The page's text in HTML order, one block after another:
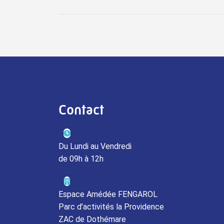
Contact
Du Lundi au Vendredi
de 09h à 12h
Espace Amédée FENGAROL
Parc d’activités la Providence
ZAC de Dothémare